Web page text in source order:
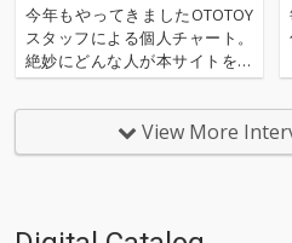
今年もやってきましたOTOTOY
スタッフによる個人チャート。
絶妙にどんな人が本サイトを運
営しているのか？ そんな自己
紹介もちょっとかねておりま
す。2024年は、それぞれなにを
聴いてOTOTOYを作っていたの
View More